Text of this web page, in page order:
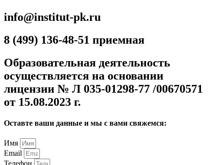
info@institut-pk.ru
8 (499) 136-48-51 приемная
Образовательная деятельность
осуществляется на основании
лицензии № Л 035-01298-77 /00670571
от 15.08.2023 г.
Оставте ваши данные и мы с вами свяжемся:
Имя
Email
Телефон